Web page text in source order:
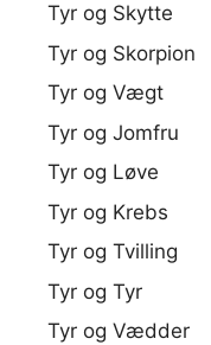
Tyr og Skytte
Tyr og Skorpion
Tyr og Vægt
Tyr og Jomfru
Tyr og Løve
Tyr og Krebs
Tyr og Tvilling
Tyr og Tyr
Tyr og Vædder